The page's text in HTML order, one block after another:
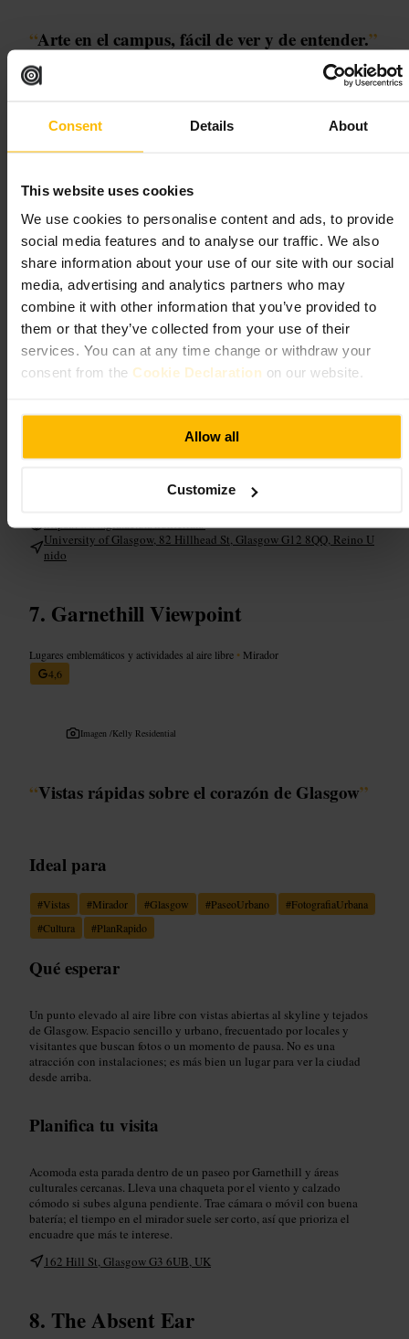
Consent Details About
This website uses cookies
We use cookies to personalise content and ads, to provide
social media features and to analyse our traffic. We also
share information about your use of our site with our social
media, advertising and analytics partners who may
combine it with other information that you’ve provided to
them or that they’ve collected from your use of their
services. You can at any time change or withdraw your
consent from the Cookie Declaration on our website.
Allow all
Customize
“Arte en el campus, fácil de ver y de entender.”
#GaleríaDeArte #UniversidadDeGlasgow
Qué esperar
Salas íntimas con obras de pintura, dibujo y escultura. Exhibiciones
que cambian con frecuencia, junto a piezas de la colección
permanente. Ambiente tranquilo, con grupos de estudiantes algunos
días. Espacio pensado para visitas breves y para quien disfruta del
detalle y la historia del arte.
Planifica tu visita
Consulta la web de la galería antes de ir para ver las exposiciones
actuales. Empieza por la planta baja y sube con calma: las salas son
calzado cómodo y reserva unos minutos para la tienda si te interesa
https://www.gla.ac.uk/hunterian/
University of Glasgow, 82 Hillhead St, Glasgow G12 8QQ, Reino U
nido
Garnethill Viewpoint
Lugares emblemáticos y actividades al aire libre • Mirador
4,6
Imagen /Kelly Residential
“Vistas rápidas sobre el corazón de Glasgow”
Ideal para
#Vistas #Mirador #Glasgow #PaseoUrbano #FotografiaUrbana
#Cultura #PlanRapido
Qué esperar
Un punto elevado al aire libre con vistas abiertas al skyline y tejados
de Glasgow. Espacio sencillo y urbano, frecuentado por locales y
visitantes que buscan fotos o un momento de pausa. No es una
atracción con instalaciones; es más bien un lugar para ver la ciudad
desde arriba.
Planifica tu visita
Acomoda esta parada dentro de un paseo por Garnethill y áreas
culturales cercanas. Lleva una chaqueta por el viento y calzado
cómodo si subes alguna pendiente. Trae cámara o móvil con buena
batería; el tiempo en el mirador suele ser corto, así que prioriza el
encuadre que más te interese.
162 Hill St, Glasgow G3 6UB, UK
The Absent Ear